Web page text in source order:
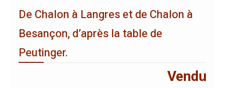
De Chalon à Langres et de Chalon à
Besançon, d’après la table de
Peutinger.
Vendu